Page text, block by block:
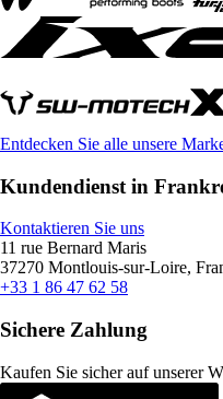
Entdecken Sie alle unsere
Kundendienst in
Kontaktieren Sie uns
11 rue Bernard Maris
37270 Montlouis-sur-Loire,
+33 1 86 47 62 58
Sichere Zahlung
Kaufen Sie sicher auf unserer